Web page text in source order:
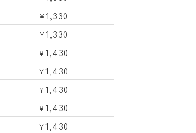
¥1,330
¥1,330
¥1,430
¥1,430
¥1,430
¥1,430
¥1,430